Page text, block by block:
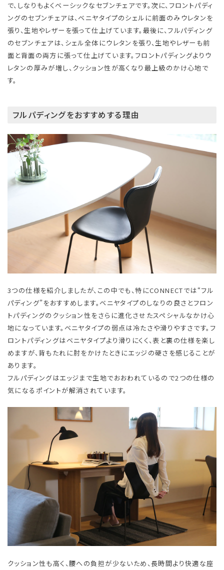
で、しなりもよくベーシックなセブンチェアです。次に、フロントパディ
ングのセブンチェアは、ベニヤタイプのシェルに前面のみウレタンを
張り、生地やレザーを張って仕上げています。最後に、フルパディング
のセブンチェアは、シェル全体にウレタンを張り、生地やレザーも前
面と背面の両方に張って仕上げています。フロントパディングよりウ
レタンの厚みが増し、クッション性が高くなり最上級のかけ心地で
す。
フルパディングをおすすめする理由
3つの仕様を紹介しましたが、この中でも、特にCONNECTでは“フル
パディング”をおすすめします。ベニヤタイプのしなりの良さとフロン
トパディングのクッション性をさらに進化させたスペシャルなかけ心
地になっています。ベニヤタイプの弱点は冷たさや滑りやすさです。​フ
ロントパディングはベニヤタイプより滑りにくく、表と裏の仕様を楽し
めますが、背もたれに肘をかけたときにエッジの硬さを感じることが
あります。
​フルパディングはエッジまで生地でおおわれているので2つの仕様の
気になるポイントが解消されています。
クッション性も高く、腰への負担が少ないため、長時間より快適な座